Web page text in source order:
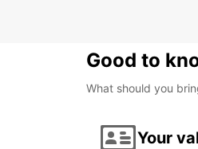
Good to
What should you
Your